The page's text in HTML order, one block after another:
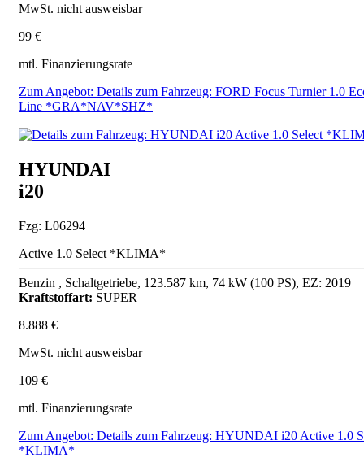
MwSt. nicht ausweisbar
99 €
mtl. Finanzierungsrate
Zum Angebot: Details zum Fahrzeug: FORD Focus Turnier 1.0
Line *GRA*NAV*SHZ*
HYUNDAI
i20
Fzg: L06294
Active 1.0 Select *KLIMA*
Benzin , Schaltgetriebe, 123.587 km, 74 kW (100 PS), EZ: 2019
Kraftstoffart: SUPER
8.888 €
MwSt. nicht ausweisbar
109 €
mtl. Finanzierungsrate
Zum Angebot: Details zum Fahrzeug: HYUNDAI i20 Active 1.0
*KLIMA*